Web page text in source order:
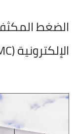
الضغط
الإلكترونية (TSMC)